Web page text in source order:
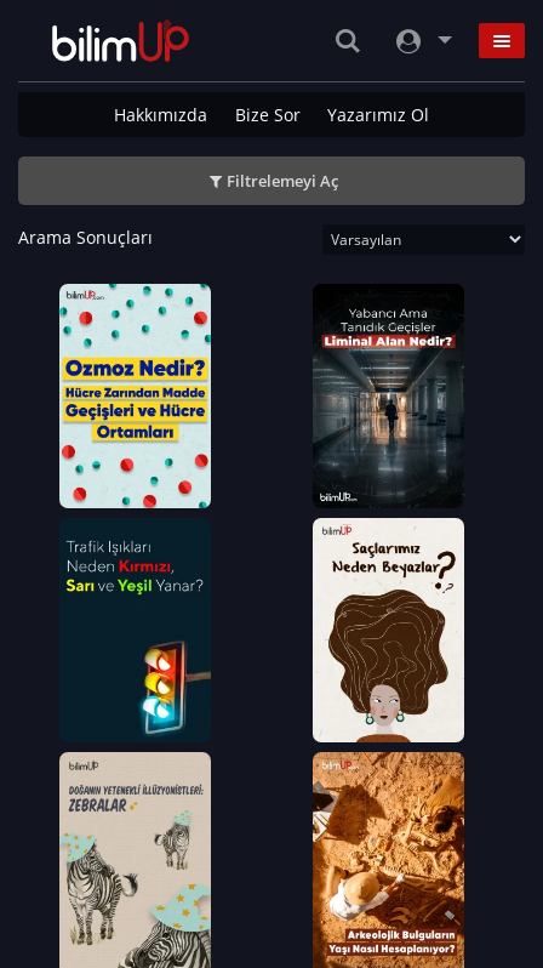
Hakkımızda Bize Sor Yazarımız Ol
Filtrelemeyi Aç
Arama Sonuçları